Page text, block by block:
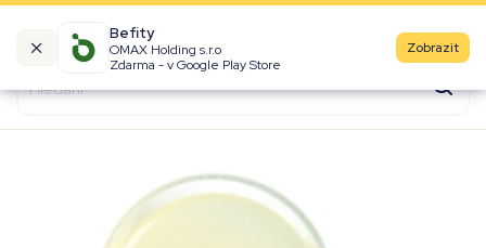
Befity
OMAX Holding s.r.o
Zdarma - v Google Play Store
Zobrazit
Kalorické tabulky
Produkty
Značky